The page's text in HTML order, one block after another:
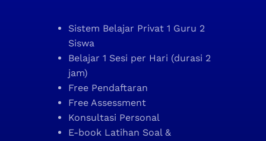
Sistem Belajar Privat 1 Guru 2
Siswa
Belajar 1 Sesi per Hari (durasi 2
jam)
Free Pendaftaran
Free Assessment
Konsultasi Personal
E-book Latihan Soal &